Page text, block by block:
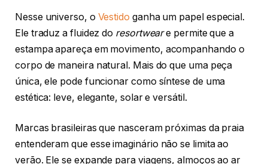
Nesse universo, o Vestido ganha um papel especial.
Ele traduz a fluidez do resortweare permite que a
estampa apareça em movimento, acompanhando o
corpo de maneira natural. Mais do que uma peça
única, ele pode funcionar como síntese de uma
estética: leve, elegante, solar e versátil.
Marcas brasileiras que nasceram próximas da praia
entenderam que esse imaginário não se limita ao
verão. Ele se expande para viagens, almoços ao ar